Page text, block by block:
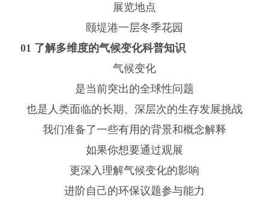
展览地点
颐堤港一层冬季花园
01 了解多维度的气候变化科普知识
气候变化
是当前突出的全球性问题
也是人类面临的长期、深层次的生存发展挑战
我们准备了一些有用的背景和概念解释
如果你想要通过观展
更深入理解气候变化的影响
进阶自己的环保议题参与能力